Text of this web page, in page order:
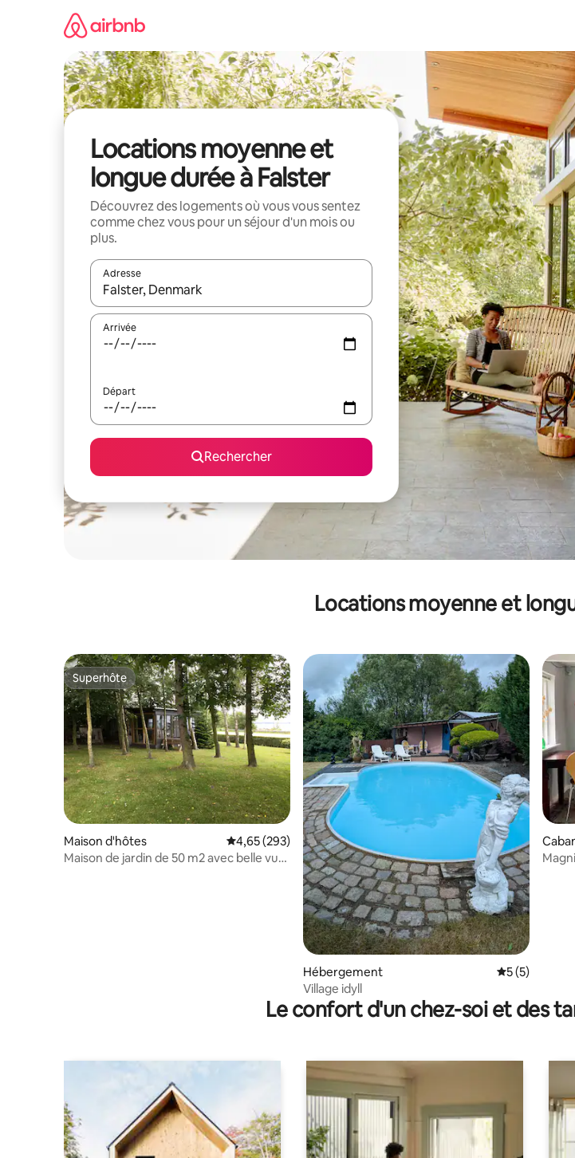
Locations moyenne et
longue durée à Falster
Découvrez des logements où vous vous sentez
comme chez vous pour un séjour d'un mois ou
plus.
Adresse
Lorsque les résultats s'affichent, utilisez les flèches vers le haut et vers le bas pour les
Arrivée
Départ
Rechercher
Locations moyenne et
Superhôte
Superhôte
Maison d'hôtes Évaluation moyenne sur la base de 293 commentaires : 4,65 sur
4,65 (293)
Maison de jardin de 50 m2 avec belle vue
Hébergement Évaluation
5 (5)
Village idyll
Le confort d'un chez-soi et des